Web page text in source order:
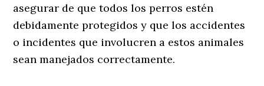
asegurar de que todos los perros estén
debidamente protegidos y que los accidentes
o incidentes que involucren a estos animales
sean manejados correctamente.